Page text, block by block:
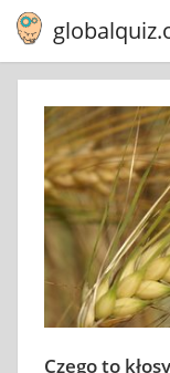
Czego to